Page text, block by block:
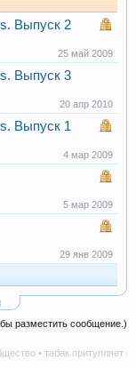
Выпуск 2
25 май 2009
Выпуск 3
20 апр 2010
Выпуск 1
4 мар 2009
5 мар 2009
29 янв 2009
разместить сообщение.)
• табак притупляет